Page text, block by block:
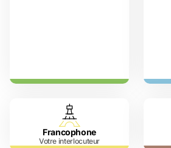
Francophone
Votre interlocuteur